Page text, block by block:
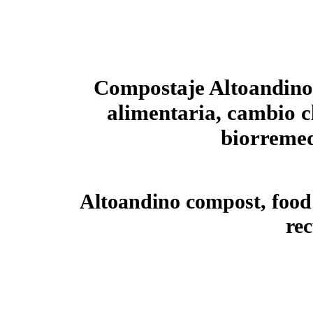
Compostaje
alimentaria, cambio
Altoandino compost,